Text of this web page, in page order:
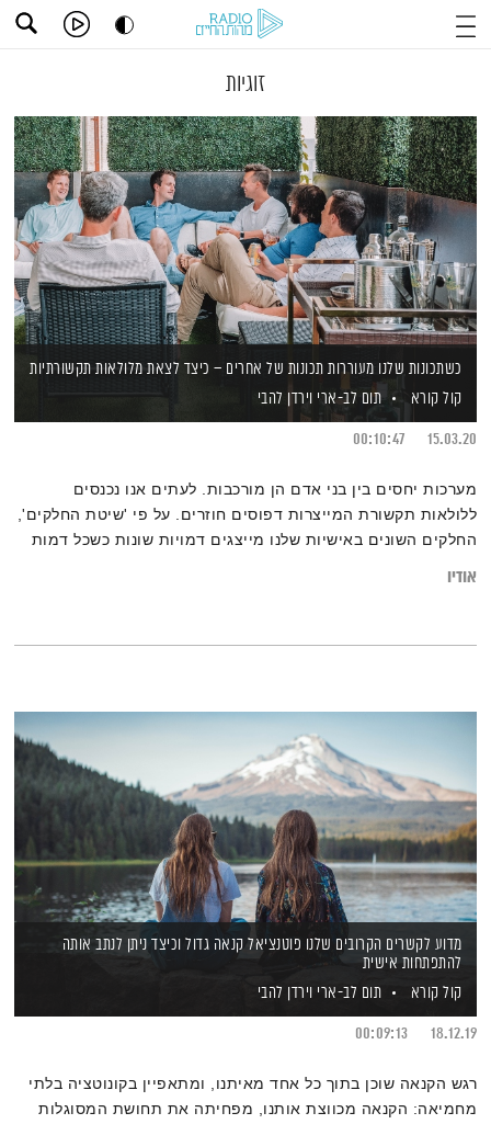
זוגיות
כשתכונות שלנו מעוררות תכונות של אחרים – כיצד לצאת מלולאות תקשורתיות
קול קורא
תום לב-ארי וירדן להבי
15.03.20
00:10:47
מערכות יחסים בין בני אדם הן מורכבות. לעתים אנו נכנסים
ללולאות תקשורת המייצרות דפוסים חוזרים. על פי 'שיטת החלקים',
החלקים השונים באישיות שלנו מייצגים דמויות שונות כשכל דמות
אודיו
מדוע לקשרים הקרובים שלנו פוטנציאל קנאה גדול וכיצד ניתן לנתב אותה
להתפתחות אישית
קול קורא
תום לב-ארי וירדן להבי
18.12.19
00:09:13
רגש הקנאה שוכן בתוך כל אחד מאיתנו, ומתאפיין בקונוטציה בלתי
מחמיאה: הקנאה מכווצת אותנו, מפחיתה את תחושת המסוגלות